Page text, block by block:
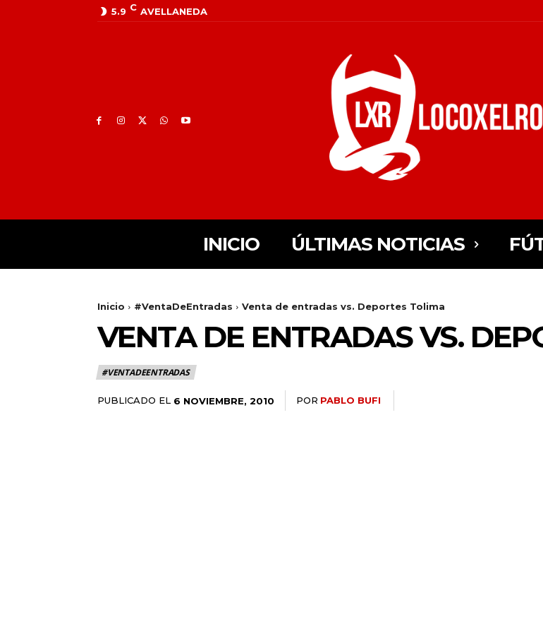
5.9 C AVELLANEDA
INICIO ÚLTIMAS NOTICIAS
Inicio #VentaDeEntradas Venta de entradas vs. Deportes Tolima
VENTA DE ENTRADAS VS.
#VENTADEENTRADAS
PUBLICADO EL 6 NOVIEMBRE, 2010 POR PABLO BUFI